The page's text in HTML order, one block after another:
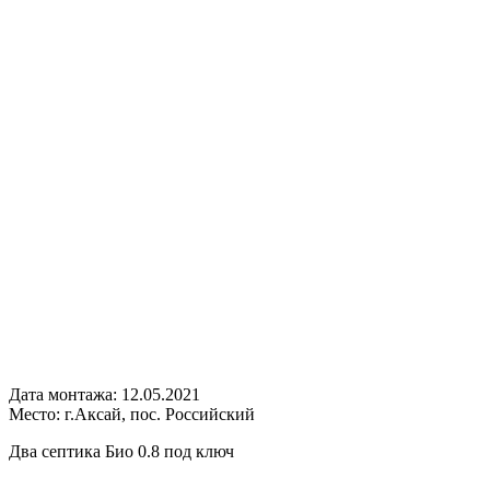
Дата монтажа: 12.05.2021
Место: г.Аксай, пос. Российский
Два септика Био 0.8 под ключ